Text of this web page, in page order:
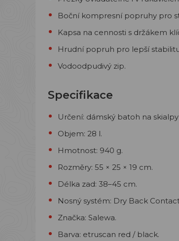
Boční kompresní popruhy pro
Kapsa na cennosti s držákem
Hrudní popruh pro lepší
Vodoodpudivý zip.
Specifikace
Určení: dámský batoh na
Objem: 28 l.
Hmotnost: 940 g.
Rozměry: 55 × 25 × 19 cm.
Délka zad: 38–45 cm.
Nosný systém: Dry Back
Značka: Salewa.
Barva: etruscan red / black.